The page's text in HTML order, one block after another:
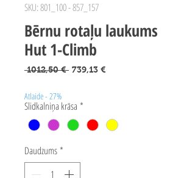
SKU: 801_100 - 857_157
Bērnu rotaļu laukums
Hut 1-Climb
1012,50 € Parastā
739,13 €
Atlaide - 27%
Slidkalniņa krāsa *
Daudzums *